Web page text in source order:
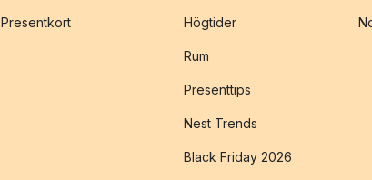
Presentkort Högtider
Rum
Presenttips
Nest Trends
Black Friday 2026